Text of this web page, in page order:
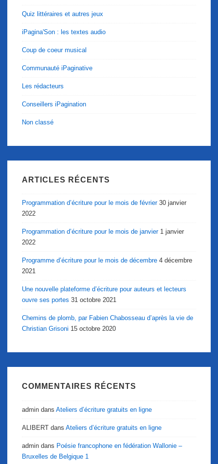
Quiz littéraires et autres jeux
iPagina'Son : les textes audio
Coup de coeur musical
Communauté iPaginative
Les rédacteurs
Conseillers iPagination
Non classé
ARTICLES RÉCENTS
Programmation d’écriture pour le mois de février 30 janvier
2022
Programmation d’écriture pour le mois de janvier 1 janvier
2022
Programme d’écriture pour le mois de décembre 4 décembre
2021
Une nouvelle plateforme d’écriture pour auteurs et lecteurs
ouvre ses portes 31 octobre 2021
Chemins de plomb, par Fabien Chabosseau d’après la vie de
Christian Grisoni 15 octobre 2020
COMMENTAIRES RÉCENTS
admin dans Ateliers d’écriture gratuits en ligne
ALIBERT dans Ateliers d’écriture gratuits en ligne
admin dans Poésie francophone en fédération Wallonie –
Bruxelles de Belgique 1